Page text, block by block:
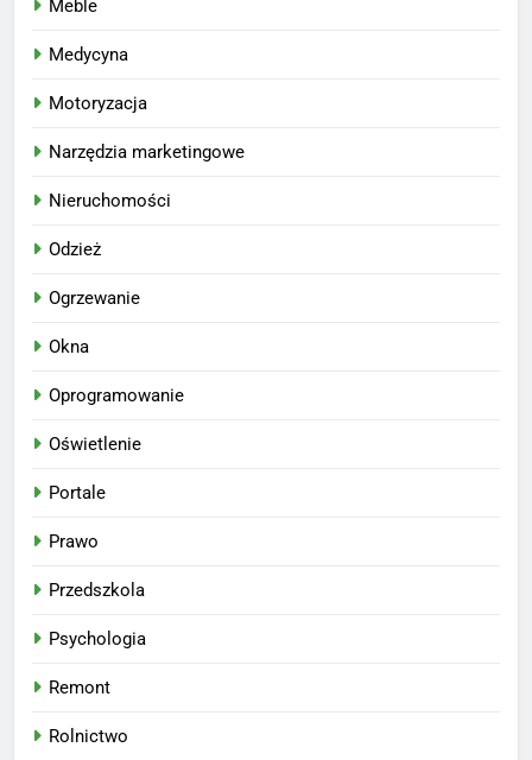
Meble
Medycyna
Motoryzacja
Narzędzia marketingowe
Nieruchomości
Odzież
Ogrzewanie
Okna
Oprogramowanie
Oświetlenie
Portale
Prawo
Przedszkola
Psychologia
Remont
Rolnictwo